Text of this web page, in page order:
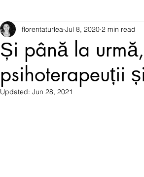
Și până la
psihoterapeuții
florentaturlea Jul 8, 2020 2 min read
Updated: Jun 28, 2021